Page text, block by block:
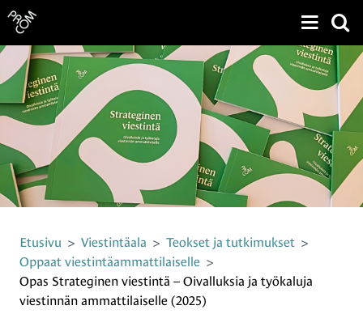
Siirry sivun sisältöön
Näytä
Etusivu > Viestintäala > Teokset ja tutkimukset >
Oppaat viestintäammattilaiselle >
Opas Strateginen viestintä – Oivalluksia ja työkaluja
viestinnän ammattilaiselle (2025)